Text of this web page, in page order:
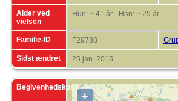
Alder ved
vielsen
Hun: ~ 41 år - Han: ~ 29 år.
Familie-ID F29788
Sidst ændret 25 jan. 2015
Begivenhedskort
+